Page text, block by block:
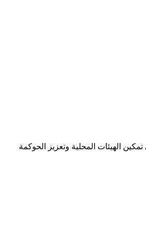
الهيئات المحلية وتعزيز الحوكمة